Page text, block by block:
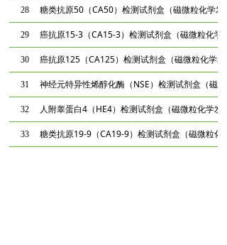
28 糖类抗原50（CA50）检测试剂盒（磁微粒化学发
29 癌抗原15-3（CA15-3）检测试剂盒（磁微粒化学
30 癌抗原125（CA125）检测试剂盒（磁微粒化学发
31 神经元特异性烯醇化酶（NSE）检测试剂盒（磁微
32 人附睾蛋白4（HE4）检测试剂盒（磁微粒化学发
33 糖类抗原19-9（CA19-9）检测试剂盒（磁微粒化